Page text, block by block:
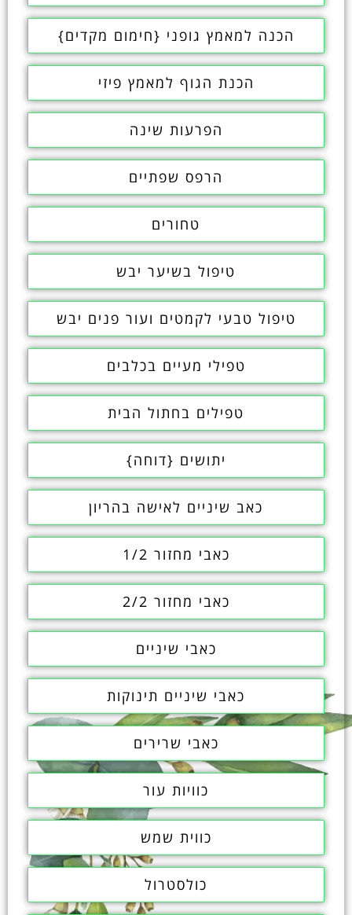
הכנה למאמץ גופני {חימום מקדים}
הכנת הגוף למאמץ פיזי
הפרעות שינה
הרפס שפתיים
טחורים
טיפול בשיער יבש
טיפול טבעי לקמטים ועור פנים יבש
טפילי מעיים בכלבים
טפילים בחתול הבית
יתושים {דוחה}
כאב שיניים לאישה בהריון
כאבי מחזור 1/2
כאבי מחזור 2/2
כאבי שיניים
כאבי שיניים תינוקות
כאבי שרירים
כוויות עור
כווית שמש
כולסטרול